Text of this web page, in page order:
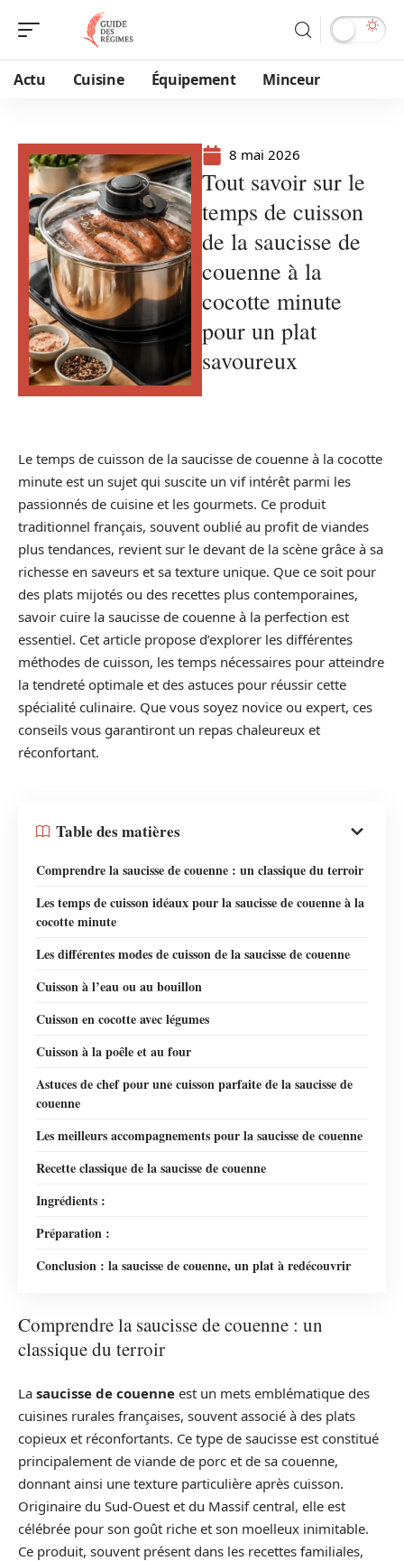
Actu Cuisine Équipement Minceur
8 mai 2026
Tout savoir sur le
temps de cuisson
de la saucisse de
couenne à la
cocotte minute
pour un plat
savoureux
Le temps de cuisson de la saucisse de couenne à la cocotte
minute est un sujet qui suscite un vif intérêt parmi les
passionnés de cuisine et les gourmets. Ce produit
traditionnel français, souvent oublié au profit de viandes
plus tendances, revient sur le devant de la scène grâce à sa
richesse en saveurs et sa texture unique. Que ce soit pour
des plats mijotés ou des recettes plus contemporaines,
savoir cuire la saucisse de couenne à la perfection est
essentiel. Cet article propose d’explorer les différentes
méthodes de cuisson, les temps nécessaires pour atteindre
la tendreté optimale et des astuces pour réussir cette
spécialité culinaire. Que vous soyez novice ou expert, ces
conseils vous garantiront un repas chaleureux et
réconfortant.
Table des matières
Comprendre la saucisse de couenne : un classique du terroir
Les temps de cuisson idéaux pour la saucisse de couenne à la
cocotte minute
Les différentes modes de cuisson de la saucisse de couenne
Cuisson à l’eau ou au bouillon
Cuisson en cocotte avec légumes
Cuisson à la poêle et au four
Astuces de chef pour une cuisson parfaite de la saucisse de
couenne
Les meilleurs accompagnements pour la saucisse de couenne
Recette classique de la saucisse de couenne
Ingrédients :
Préparation :
Conclusion : la saucisse de couenne, un plat à redécouvrir
Comprendre la saucisse de couenne : un
classique du terroir
La saucisse de couenne est un mets emblématique des
cuisines rurales françaises, souvent associé à des plats
copieux et réconfortants. Ce type de saucisse est constitué
principalement de viande de porc et de sa couenne,
donnant ainsi une texture particulière après cuisson.
Originaire du Sud-Ouest et du Massif central, elle est
célébrée pour son goût riche et son moelleux inimitable.
Ce produit, souvent présent dans les recettes familiales,